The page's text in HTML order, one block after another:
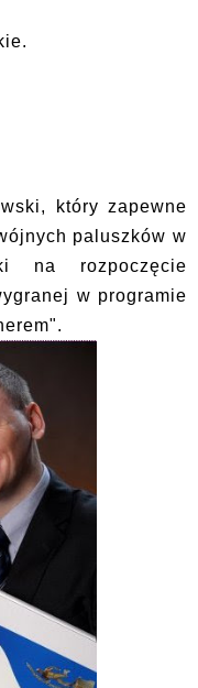
który zapewne
paluszków w
na rozpoczęcie
w programie